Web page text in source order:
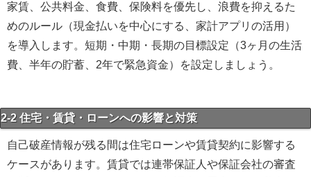
家賃、公共料金、食費、保険料を優先し、浪費を抑えるた
めのルール（現金払いを中心にする、家計アプリの活用）
を導入します。短期・中期・長期の目標設定（3ヶ月の生活
費、半年の貯蓄、2年で緊急資金）を設定しましょう。
2-2 住宅・賃貸・ローンへの影響と対策
自己破産情報が残る間は住宅ローンや賃貸契約に影響する
ケースがあります。賃貸では連帯保証人や保証会社の審査